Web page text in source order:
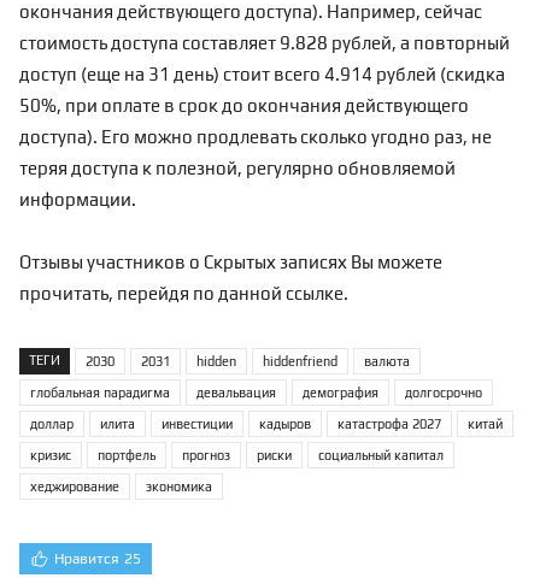
окончания действующего доступа). Например, сейчас
стоимость доступа составляет 9.828 рублей, а повторный
доступ (еще на 31 день) стоит всего 4.914 рублей (скидка
50%, при оплате в срок до окончания действующего
доступа). Его можно продлевать сколько угодно раз, не
теряя доступа к полезной, регулярно обновляемой
информации.
Отзывы участников о Скрытых записях Вы можете
прочитать, перейдя по данной ссылке.
ТЕГИ 2030 2031 hidden hiddenfriend валюта
глобальная парадигма девальвация демография долгосрочно
доллар илита инвестиции кадыров катастрофа 2027 китай
кризис портфель прогноз риски социальный капитал
хеджирование экономика
Нравится 25